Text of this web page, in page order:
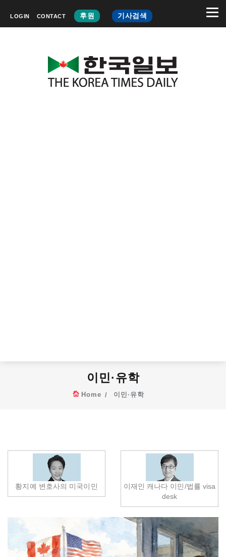
LOGIN CONTACT 후원 기사검색
이민·유학
Home 이민·유학
황지예 변호사의 미국이민
이재인 캐나다 이민/법률 visa
desk